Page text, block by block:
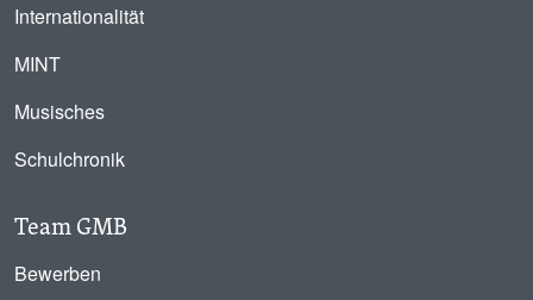
Internationalität
MINT
Musisches
Schulchronik
Team GMB
Bewerben